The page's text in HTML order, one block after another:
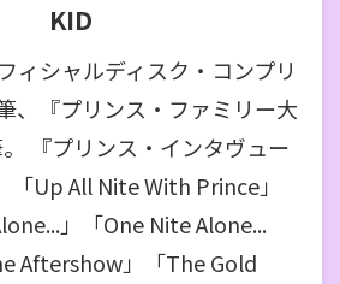
KID
ィシャルディスク・コンプリ
、『プリンス・ファミリー大
『プリンス・インタヴュー
「Up All Nite With Prince」
」「One Nite Alone...
Aftershow」「The Gold